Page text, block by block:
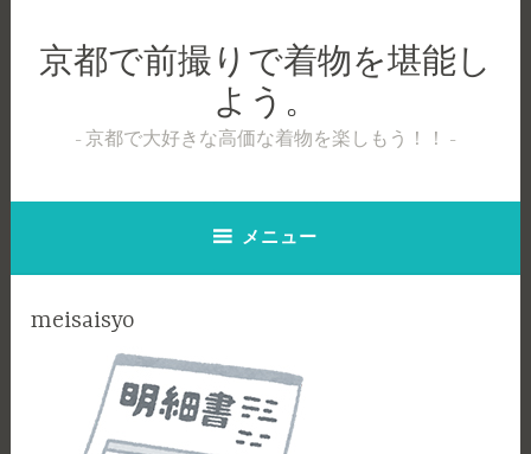
プ
京都で前撮りで着物を堪能し
よう。
京都で大好きな高価な着物を楽しもう！！
メニュー
meisaisyo